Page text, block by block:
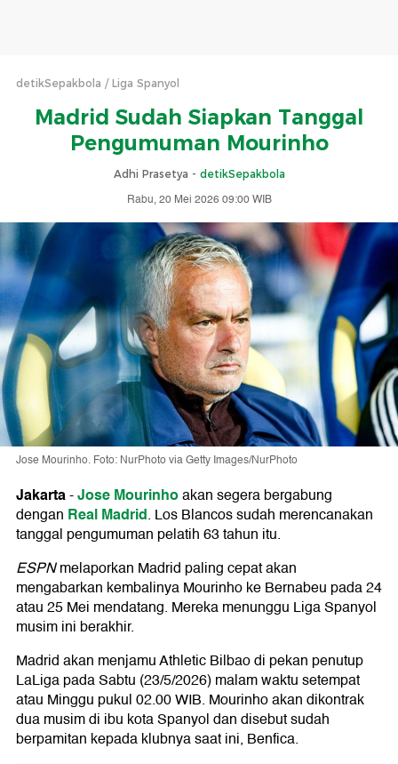
detikSepakbola Liga Spanyol
Madrid Sudah Siapkan Tanggal
Pengumuman Mourinho
Adhi Prasetya - detikSepakbola
Rabu, 20 Mei 2026 09:00 WIB
Jose Mourinho. Foto: NurPhoto via Getty Images/NurPhoto
Jakarta-Jose Mourinhoakan segera bergabung
dengan Real Madrid. Los Blancos sudah merencanakan
tanggal pengumuman pelatih 63 tahun itu.
ESPNmelaporkan Madrid paling cepat akan
mengabarkan kembalinya Mourinho ke Bernabeu pada 24
atau 25 Mei mendatang. Mereka menunggu Liga Spanyol
musim ini berakhir.
Madrid akan menjamu Athletic Bilbao di pekan penutup
LaLiga pada Sabtu (23/5/2026) malam waktu setempat
atau Minggu pukul 02.00 WIB. Mourinho akan dikontrak
dua musim di ibu kota Spanyol dan disebut sudah
berpamitan kepada klubnya saat ini, Benfica.